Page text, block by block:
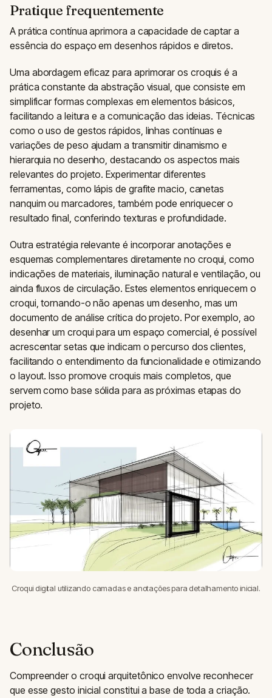
Pratique frequentemente
A prática contínua aprimora a capacidade de captar a
essência do espaço em desenhos rápidos e diretos.
Uma abordagem eficaz para aprimorar os croquis é a
prática constante da abstração visual, que consiste em
simplificar formas complexas em elementos básicos,
facilitando a leitura e a comunicação das ideias. Técnicas
como o uso de gestos rápidos, linhas contínuas e
variações de peso ajudam a transmitir dinamismo e
hierarquia no desenho, destacando os aspectos mais
relevantes do projeto. Experimentar diferentes
ferramentas, como lápis de grafite macio, canetas
nanquim ou marcadores, também pode enriquecer o
resultado final, conferindo texturas e profundidade.
Outra estratégia relevante é incorporar anotações e
esquemas complementares diretamente no croqui, como
indicações de materiais, iluminação natural e ventilação, ou
ainda fluxos de circulação. Estes elementos enriquecem o
croqui, tornando-o não apenas um desenho, mas um
documento de análise crítica do projeto. Por exemplo, ao
desenhar um croqui para um espaço comercial, é possível
acrescentar setas que indicam o percurso dos clientes,
facilitando o entendimento da funcionalidade e otimizando
o layout. Isso promove croquis mais completos, que
servem como base sólida para as próximas etapas do
projeto.
Croqui digital utilizando camadas e anotações para detalhamento inicial.
Conclusão
Compreender o croqui arquitetônico envolve reconhecer
que esse gesto inicial constitui a base de toda a criação.